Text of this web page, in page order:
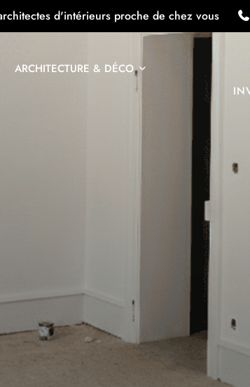
d'intérieurs proche de chez vous
ARCHITECTURE & DÉCO